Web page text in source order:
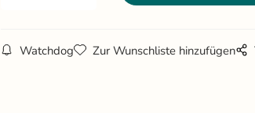
Watchdog Zur Wunschliste hinzufügen